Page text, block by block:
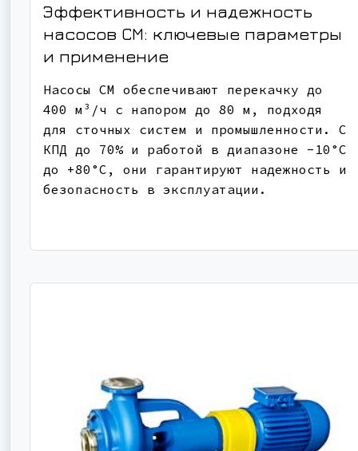
Эффективность и надежность
насосов СМ: ключевые параметры
и применение
Насосы СМ обеспечивают перекачку до
400 м³/ч с напором до 80 м, подходя
для сточных систем и промышленности. С
КПД до 70% и работой в диапазоне -10°C
до +80°C, они гарантируют надежность и
безопасность в эксплуатации.